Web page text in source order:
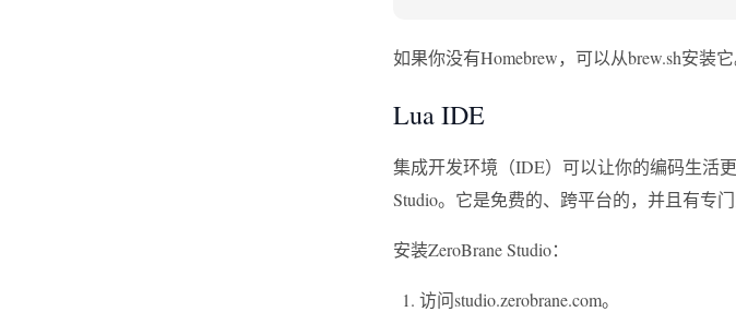
如果你没有Homebrew，可以从brew.sh安装它
Lua IDE
集成开发环境（IDE）可以让你的编码生活
Studio。它是免费的、跨平台的，并且有专
安装ZeroBrane Studio：
访问studio.zerobrane.com。